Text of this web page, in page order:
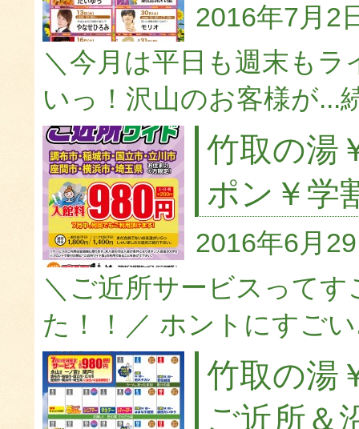
2016年7月2
＼今月は平日も週末も
いっ！沢山のお客様が...
竹取の湯
ポン￥学
2016年6月
＼ご近所サービスって
た！！／ ホントにすご
竹取の湯
ご近所＆